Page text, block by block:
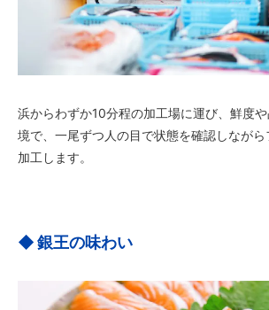
浜からわずか10分程の加工場に運び、鮮度
境で、一尾ずつ人の目で状態を確認しなが
加工します。
銀王の味わい